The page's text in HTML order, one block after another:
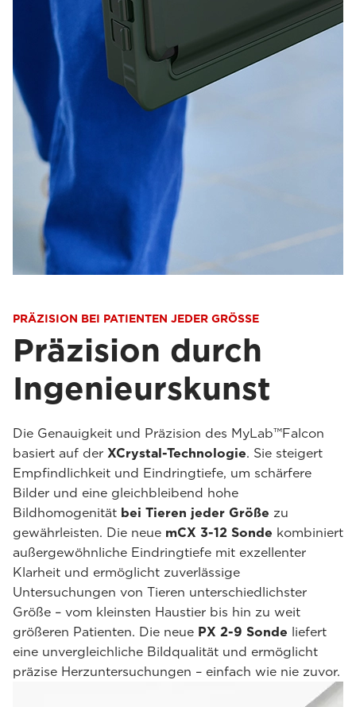
PRÄZISION BEI PATIENTEN JEDER GRÖSSE
Präzision durch
Ingenieurskunst
Die Genauigkeit und Präzision des MyLab™Falcon
basiert auf der XCrystal-Technologie. Sie steigert
Empfindlichkeit und Eindringtiefe, um schärfere
Bilder und eine gleichbleibend hohe
Bildhomogenität bei Tieren jeder Größe zu
gewährleisten. Die neue mCX 3-12 Sonde kombiniert
außergewöhnliche Eindringtiefe mit exzellenter
Klarheit und ermöglicht zuverlässige
Untersuchungen von Tieren unterschiedlichster
Größe – vom kleinsten Haustier bis hin zu weit
größeren Patienten. Die neue PX 2-9 Sonde liefert
eine unvergleichliche Bildqualität und ermöglicht
präzise Herzuntersuchungen – einfach wie nie zuvor.